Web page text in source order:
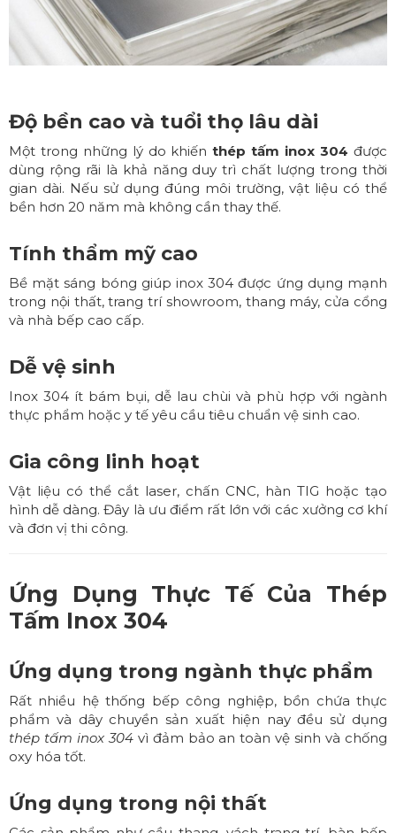
Độ bền cao và tuổi thọ lâu dài
Một trong những lý do khiếnthép tấm inox 304 được
dùng rộng rãi là khả năng duy trì chất lượng trong thời
gian dài. Nếu sử dụng đúng môi trường, vật liệu có thể
bền hơn 20 năm mà không cần thay thế.
Tính thẩm mỹ cao
Bề mặt sáng bóng giúp inox 304 được ứng dụng mạnh
trong nội thất, trang trí showroom, thang máy, cửa cổng
và nhà bếp cao cấp.
Dễ vệ sinh
Inox 304 ít bám bụi, dễ lau chùi và phù hợp với ngành
thực phẩm hoặc y tế yêu cầu tiêu chuẩn vệ sinh cao.
Gia công linh hoạt
Vật liệu có thể cắt laser, chấn CNC, hàn TIG hoặc tạo
hình dễ dàng. Đây là ưu điểm rất lớn với các xưởng cơ khí
và đơn vị thi công.
Ứng Dụng Thực Tế Của Thép
Tấm Inox 304
Ứng dụng trong ngành thực phẩm
Rất nhiều hệ thống bếp công nghiệp, bồn chứa thực
phẩm và dây chuyền sản xuất hiện nay đều sử dụng
thép tấm inox 304vì đảm bảo an toàn vệ sinh và chống
oxy hóa tốt.
Ứng dụng trong nội thất